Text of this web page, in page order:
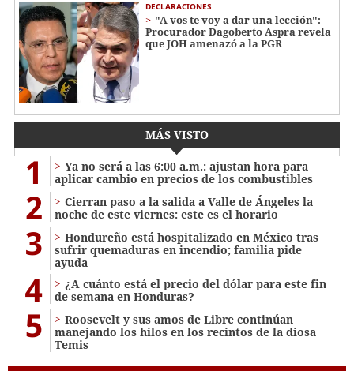
DECLARACIONES
"A vos te voy a dar una lección":
Procurador Dagoberto Aspra revela
que JOH amenazó a la PGR
MÁS VISTO
1
Ya no será a las 6:00 a.m.: ajustan hora para
aplicar cambio en precios de los combustibles
2
Cierran paso a la salida a Valle de Ángeles la
noche de este viernes: este es el horario
3
Hondureño está hospitalizado en México tras
sufrir quemaduras en incendio; familia pide
ayuda
4
¿A cuánto está el precio del dólar para este fin
de semana en Honduras?
5
Roosevelt y sus amos de Libre continúan
manejando los hilos en los recintos de la diosa
Temis